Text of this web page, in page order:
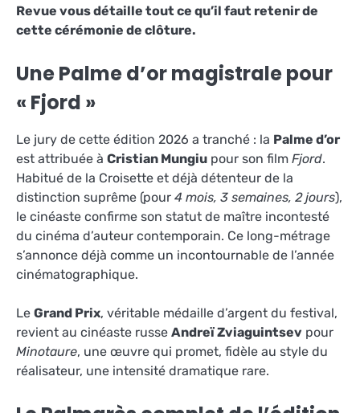
Revue vous détaille tout ce qu’il faut retenir de
cette cérémonie de clôture.
Une Palme d’or magistrale pour
« Fjord »
Le jury de cette édition 2026 a tranché : la Palme d’or
est attribuée à Cristian Mungiu pour son film Fjord.
Habitué de la Croisette et déjà détenteur de la
distinction suprême (pour 4 mois, 3 semaines, 2 jours),
le cinéaste confirme son statut de maître incontesté
du cinéma d’auteur contemporain. Ce long-métrage
s’annonce déjà comme un incontournable de l’année
cinématographique.
Le Grand Prix, véritable médaille d’argent du festival,
revient au cinéaste russe Andreï Zviaguintsev pour
Minotaure, une œuvre qui promet, fidèle au style du
réalisateur, une intensité dramatique rare.